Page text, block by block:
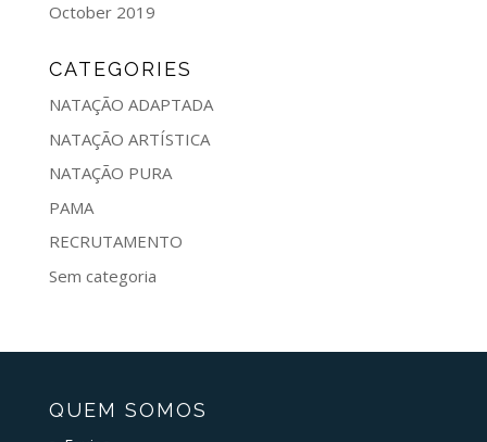
October 2019
CATEGORIES
NATAÇÃO ADAPTADA
NATAÇÃO ARTÍSTICA
NATAÇÃO PURA
PAMA
RECRUTAMENTO
Sem categoria
QUEM SOMOS